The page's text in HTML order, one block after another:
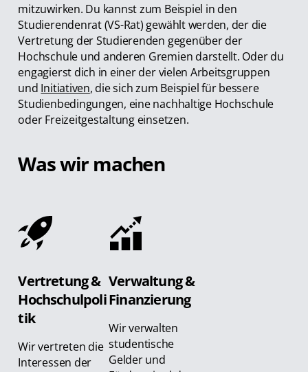
mitzuwirken. Du kannst zum Beispiel in den
Studierendenrat (VS-Rat) gewählt werden, der die
Vertretung der Studierenden gegenüber der
Hochschule und anderen Gremien darstellt. Oder du
engagierst dich in einer der vielen Arbeitsgruppen
und Initiativen, die sich zum Beispiel für bessere
Studienbedingungen, eine nachhaltige Hochschule
oder Freizeitgestaltung einsetzen.
Was wir machen
Vertretung &
Hochschulpoli
tik
Wir vertreten die
Interessen der
Verwaltung &
Finanzierung
Wir verwalten
studentische
Gelder und